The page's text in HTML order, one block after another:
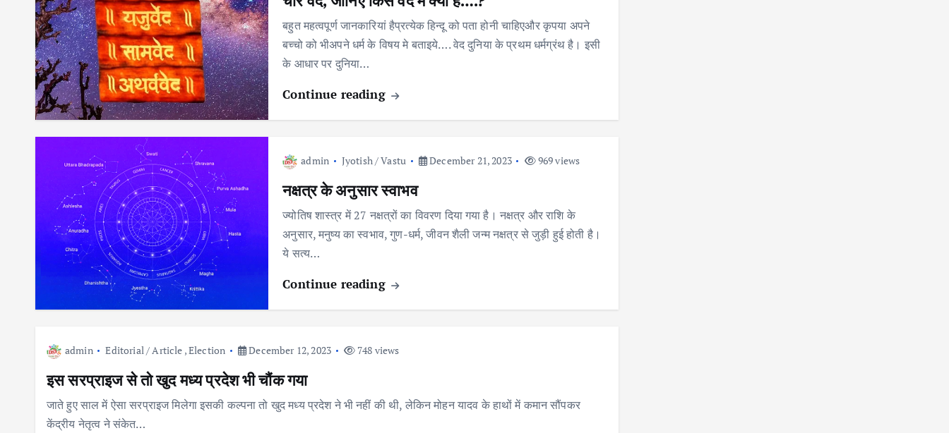
बहुत महत्वपूर्ण जानकारियां हैप्रत्येक हिन्दू को पता होनी चाहिएऔर कृपया अपने
बच्चो को भीअपने धर्म के विषय मे बताइये…. वेद दुनिया के प्रथम धर्मग्रंथ है। इसी
के आधार पर दुनिया…
Continue reading
admin Jyotish / Vastu December 21, 2023 969 views
नक्षत्र के अनुसार स्वाभव
ज्योतिष शास्त्र में 27 नक्षत्रों का विवरण दिया गया है। नक्षत्र और राशि के
अनुसार, मनुष्य का स्वभाव, गुण-धर्म, जीवन शैली जन्म नक्षत्र से जुड़ी हुई होती है।
ये सत्य…
Continue reading
admin Editorial / Article ,Election December 12, 2023 748 views
इस सरप्राइज से तो खुद मध्य प्रदेश भी चौंक गया
जाते हुए साल में ऐसा सरप्राइज मिलेगा इसकी कल्पना तो खुद मध्य प्रदेश ने भी नहीं की थी, लेकिन मोहन यादव के हाथों में कमान सौंपकर
केंद्रीय नेतृत्व ने संकेत…